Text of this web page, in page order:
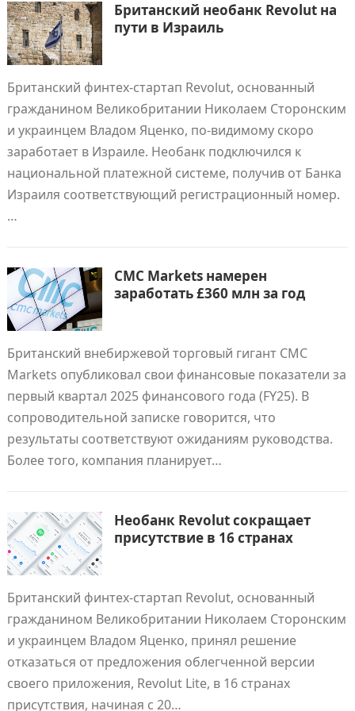
Британский необанк Revolut на
пути в Израиль
Британский финтех-стартап Revolut, основанный
гражданином Великобритании Николаем Сторонским
и украинцем Владом Яценко, по-видимому скоро
заработает в Израиле. Необанк подключился к
национальной платежной системе, получив от Банка
Израиля соответствующий регистрационный номер.
…
CMC Markets намерен
заработать £360 млн за год
Британский внебиржевой торговый гигант CMC
Markets опубликовал свои финансовые показатели за
первый квартал 2025 финансового года (FY25). В
сопроводительной записке говорится, что
результаты соответствуют ожиданиям руководства.
Более того, компания планирует…
Необанк Revolut сокращает
присутствие в 16 странах
Британский финтех-стартап Revolut, основанный
гражданином Великобритании Николаем Сторонским
и украинцем Владом Яценко, принял решение
отказаться от предложения облегченной версии
своего приложения, Revolut Lite, в 16 странах
присутствия, начиная с 20…